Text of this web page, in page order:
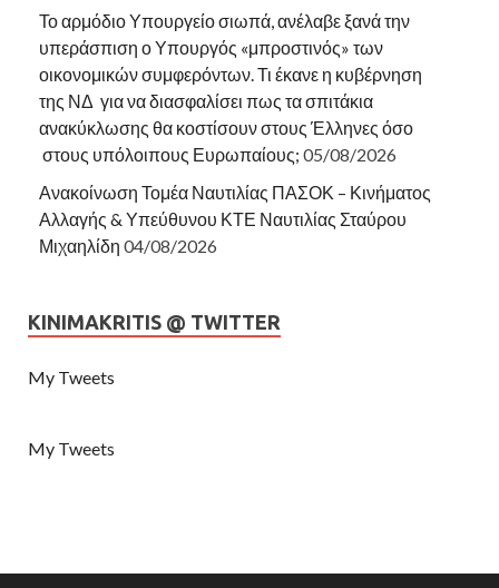
Το αρμόδιο Υπουργείο σιωπά, ανέλαβε ξανά την
υπεράσπιση ο Υπουργός «μπροστινός» των
οικονομικών συμφερόντων. Τι έκανε η κυβέρνηση
της ΝΔ για να διασφαλίσει πως τα σπιτάκια
ανακύκλωσης θα κοστίσουν στους Έλληνες όσο
στους υπόλοιπους Ευρωπαίους; 05/08/2026
Ανακοίνωση Τομέα Ναυτιλίας ΠΑΣΟΚ – Κινήματος
Αλλαγής & Υπεύθυνου ΚΤΕ Ναυτιλίας Σταύρου
Μιχαηλίδη 04/08/2026
KINIMAKRITIS @ TWITTER
My Tweets
My Tweets